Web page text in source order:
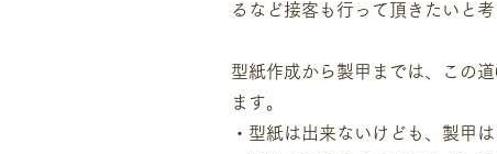
るなど接客も行って頂きたいと考
型紙作成から製甲までは、この
ます。
・型紙は出来ないけども、製甲